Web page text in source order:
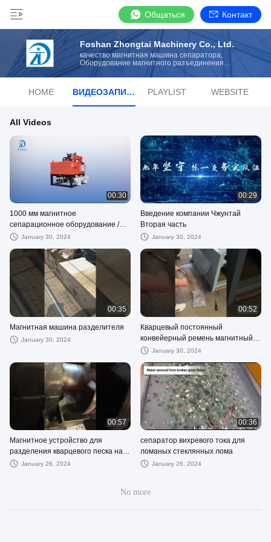
Общаться Контакт
Foshan Zhongtai Machinery Co., Ltd.
качество магнитная машина сепаратора,
Оборудование магнитного разъединения
manufacturer from China
HOME ВИДЕОЗАПИСИ PLAYLIST WEBSITE
All Videos
00:30
1000 мм магнитное
сепарационное оборудование /
магнитное сепаратор для нефти -
January 30, 2024
00:29
Введение компании Чжунтай
Вторая часть
January 30, 2024
00:35
Магнитная машина разделителя
January 30, 2024
00:52
Кварцевый постоянный
конвейерный ремень магнитный
сепаратор с двойными роликами
January 30, 2024
00:57
Магнитное устройство для
разделения кварцевого песка на
1000 мм
January 26, 2024
00:36
сепаратор вихревого тока для
ломаных стеклянных лома
January 26, 2024
No more